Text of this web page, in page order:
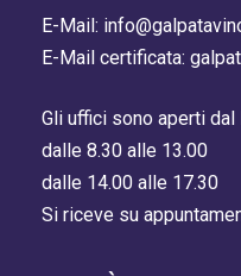
E-Mail:
E-Mail certificata:
Gli uffici sono aperti
dalle 8.30 alle 13.00
dalle 14.00 alle 17.30
Si riceve su